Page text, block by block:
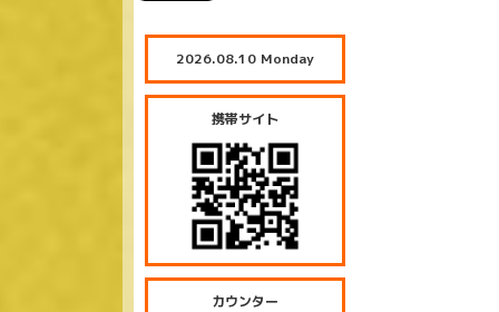
2026.08.10 Monday
携帯サイト
カウンター